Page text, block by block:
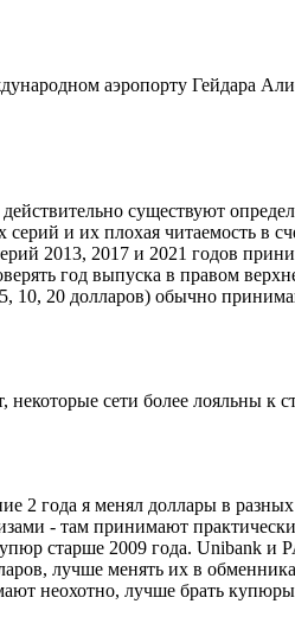
аэропорту Гейдара
существуют
и их плохая читаемость в
2013, 2017 и 2021 годов
год выпуска в правом
20 долларов) обычно
сети более лояльны к
2 года я менял доллары в
- там принимают
старше 2009 года.
лучше менять их в
неохотно, лучше брать